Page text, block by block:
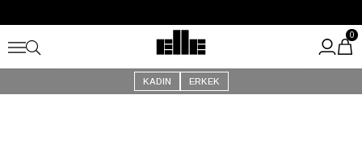
Kargo Ücretsiz!
KADIN ERKEK
0